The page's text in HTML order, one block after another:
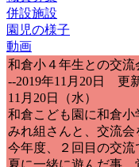
併設施設
園児の様子
動画
和倉小４年生との交流
--2019年11月20日 更
11月20日（水）
和倉こども園に和倉
みれ組さんと、交流会
今年度、２回目の交流